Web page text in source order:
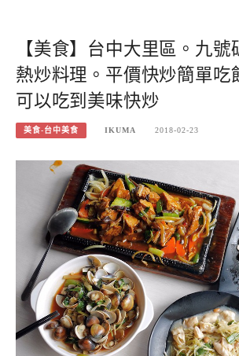
【美食】台中大里區。九號
熱炒料理。平價快炒簡單吃
可以吃到美味快炒
美食-台中美食 IKUMA 2018-02-23